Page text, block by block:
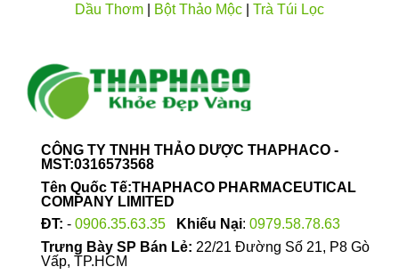
Dầu Thơm
Bột Thảo Mộc Trà Túi Lọc
CÔNG TY TNHH THẢO DƯỢC THAPHACO -
MST:0316573568
Tên Quốc Tế:THAPHACO PHARMACEUTICAL
COMPANY LIMITED
ĐT: - 0906.35.63.35 Khiếu Nại: 0979.58.78.63
Trưng Bày SP Bán Lẻ: 22/21 Đường Số 21, P8 Gò
Vấp, TP.HCM